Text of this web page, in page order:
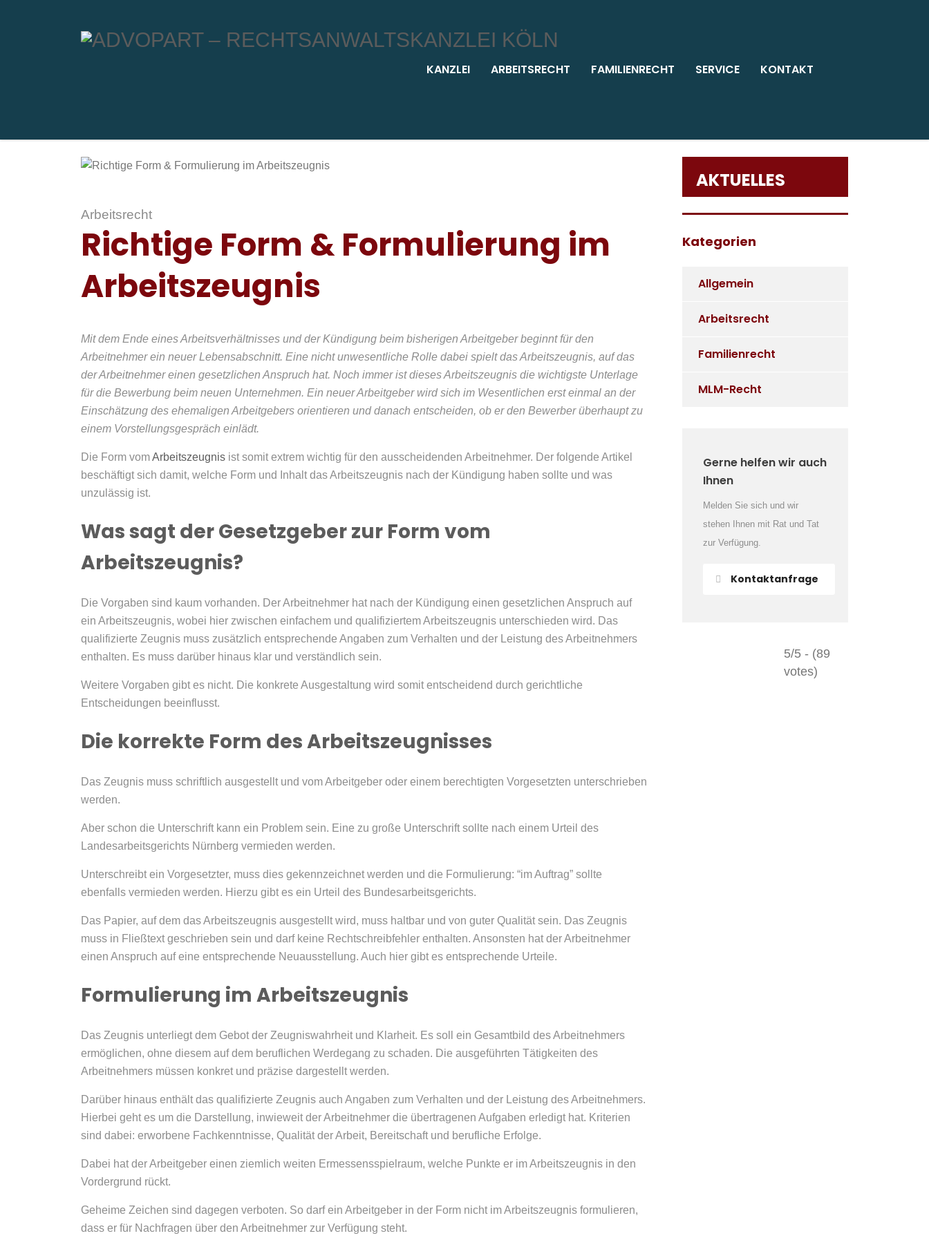
KANZLEI ARBEITSRECHT FAMILIENRECHT SERVICE KONTAKT
Arbeitsrecht
Richtige Form & Formulierung im
Arbeitszeugnis
Mit dem Ende eines Arbeitsverhältnisses und der Kündigung beim bisherigen Arbeitgeber beginnt für den
Arbeitnehmer ein neuer Lebensabschnitt. Eine nicht unwesentliche Rolle dabei spielt das Arbeitszeugnis, auf das
der Arbeitnehmer einen gesetzlichen Anspruch hat. Noch immer ist dieses Arbeitszeugnis die wichtigste Unterlage
für die Bewerbung beim neuen Unternehmen. Ein neuer Arbeitgeber wird sich im Wesentlichen erst einmal an der
Einschätzung des ehemaligen Arbeitgebers orientieren und danach entscheiden, ob er den Bewerber überhaupt zu
einem Vorstellungsgespräch einlädt.
Die Form vomArbeitszeugnis ist somit extrem wichtig für den ausscheidenden Arbeitnehmer. Der folgende Artikel
beschäftigt sich damit, welche Form und Inhalt das Arbeitszeugnis nach der Kündigung haben sollte und was
unzulässig ist.
Was sagt der Gesetzgeber zur Form vom
Arbeitszeugnis?
Die Vorgaben sind kaum vorhanden. Der Arbeitnehmer hat nach der Kündigung einen gesetzlichen Anspruch auf
ein Arbeitszeugnis, wobei hier zwischen einfachem und qualifiziertem Arbeitszeugnis unterschieden wird. Das
qualifizierte Zeugnis muss zusätzlich entsprechende Angaben zum Verhalten und der Leistung des Arbeitnehmers
enthalten. Es muss darüber hinaus klar und verständlich sein.
Weitere Vorgaben gibt es nicht. Die konkrete Ausgestaltung wird somit entscheidend durch gerichtliche
Entscheidungen beeinflusst.
Die korrekte Form des Arbeitszeugnisses
Das Zeugnis muss schriftlich ausgestellt und vom Arbeitgeber oder einem berechtigten Vorgesetzten unterschrieben
werden.
Aber schon die Unterschrift kann ein Problem sein. Eine zu große Unterschrift sollte nach einem Urteil des
Landesarbeitsgerichts Nürnberg vermieden werden.
Unterschreibt ein Vorgesetzter, muss dies gekennzeichnet werden und die Formulierung: “im Auftrag” sollte
ebenfalls vermieden werden. Hierzu gibt es ein Urteil des Bundesarbeitsgerichts.
Das Papier, auf dem das Arbeitszeugnis ausgestellt wird, muss haltbar und von guter Qualität sein. Das Zeugnis
muss in Fließtext geschrieben sein und darf keine Rechtschreibfehler enthalten. Ansonsten hat der Arbeitnehmer
einen Anspruch auf eine entsprechende Neuausstellung. Auch hier gibt es entsprechende Urteile.
Formulierung im Arbeitszeugnis
Das Zeugnis unterliegt dem Gebot der Zeugniswahrheit und Klarheit. Es soll ein Gesamtbild des Arbeitnehmers
ermöglichen, ohne diesem auf dem beruflichen Werdegang zu schaden. Die ausgeführten Tätigkeiten des
Arbeitnehmers müssen konkret und präzise dargestellt werden.
Darüber hinaus enthält das qualifizierte Zeugnis auch Angaben zum Verhalten und der Leistung des Arbeitnehmers.
Hierbei geht es um die Darstellung, inwieweit der Arbeitnehmer die übertragenen Aufgaben erledigt hat. Kriterien
sind dabei: erworbene Fachkenntnisse, Qualität der Arbeit, Bereitschaft und berufliche Erfolge.
Dabei hat der Arbeitgeber einen ziemlich weiten Ermessensspielraum, welche Punkte er im Arbeitszeugnis in den
Vordergrund rückt.
Geheime Zeichen sind dagegen verboten. So darf ein Arbeitgeber in der Form nicht im Arbeitszeugnis formulieren,
dass er für Nachfragen über den Arbeitnehmer zur Verfügung steht.
AKTUELLES
Kategorien
Allgemein
Arbeitsrecht
Familienrecht
MLM-Recht
Gerne helfen wir auch
Ihnen
Melden Sie sich und wir
stehen Ihnen mit Rat und Tat
zur Verfügung.
Kontaktanfrage
5/5 - (89
votes)